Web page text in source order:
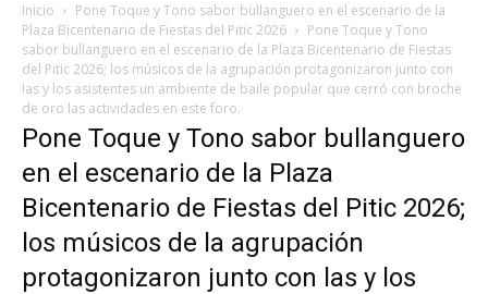
Inicio
Pone Toque y Tono sabor bullanguero en el escenario de la
Plaza Bicentenario de Fiestas del Pitic 2026
Pone Toque y Tono
sabor bullanguero en el escenario de la Plaza Bicentenario de Fiestas
del Pitic 2026; los músicos de la agrupación protagonizaron junto con
las y los asistentes un ambiente de baile popular que cerró con broche
de oro las actividades en este foro.
Pone Toque y Tono sabor bullanguero
en el escenario de la Plaza
Bicentenario de Fiestas del Pitic 2026;
los músicos de la agrupación
protagonizaron junto con las y los